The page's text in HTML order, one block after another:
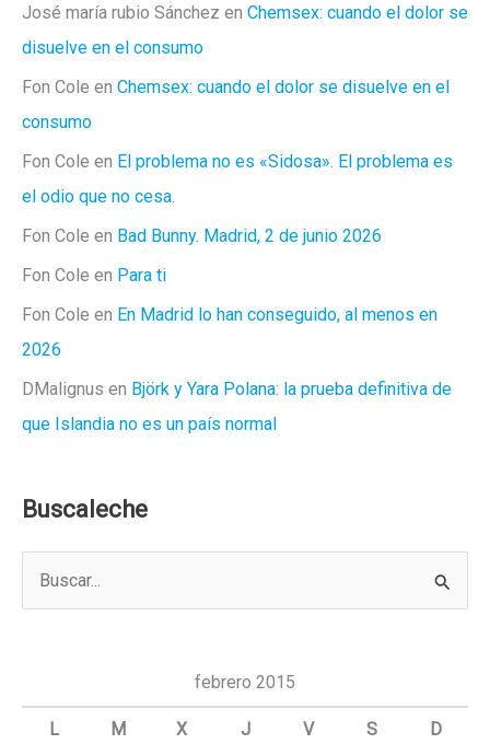
José maría rubio Sánchez en Chemsex: cuando el dolor se
disuelve en el consumo
Fon Cole en Chemsex: cuando el dolor se disuelve en el
consumo
Fon Cole en El problema no es «Sidosa». El problema es
el odio que no cesa.
Fon Cole en Bad Bunny. Madrid, 2 de junio 2026
Fon Cole en Para ti
Fon Cole en En Madrid lo han conseguido, al menos en
2026
DMalignus en Björk y Yara Polana: la prueba definitiva de
que Islandia no es un país normal
Buscaleche
a
febrero 2015
L M X J V S D